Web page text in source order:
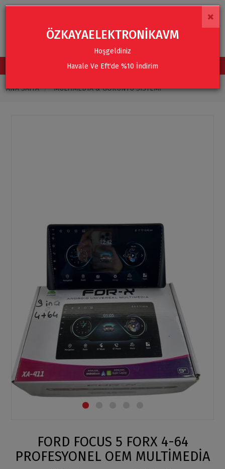
TÜM KATEGORİLER
ANA SAYFA MULTIMEDYA & GÖRÜNTÜ SISTEMI
FORD FOCUS 5 FORX 4-64
PROFESYONEL OEM MULTİMEDİA
×
ÖZKAYAELEKTRONİKAVM
Hoşgeldiniz
Havale Ve Eft'de %10 İndirim